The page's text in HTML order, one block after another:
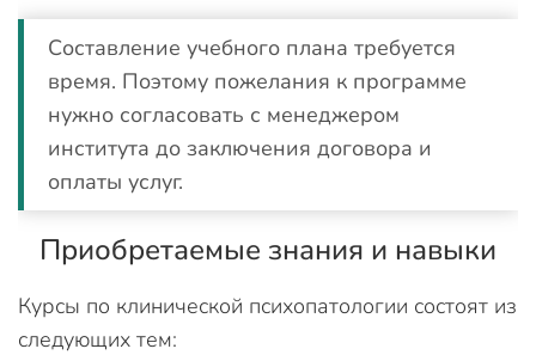
Составление учебного плана требуется
время. Поэтому пожелания к программе
нужно согласовать с менеджером
института до заключения договора и
оплаты услуг.
Приобретаемые знания и навыки
Курсы по клинической психопатологии состоят из
следующих тем: